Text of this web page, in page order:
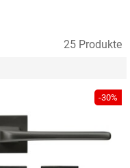
25 Produkte
-30%